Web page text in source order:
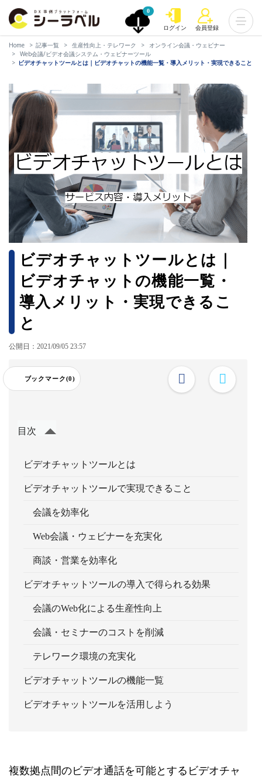
0
ログイン 会員登録
Home 記事一覧 生産性向上・テレワーク
オンライン会議・ウェビナー
Web会議/ビデオ会議システム・ウェビナーツール
ビデオチャットツールとは｜ビデオチャットの機能一覧・導入メリット・実現できること
ビデオチャットツールとは｜
ビデオチャットの機能一覧・
導入メリット・実現できるこ
と
公開日：2021/09/05 23:57
ブックマーク(0)
目次
ビデオチャットツールとは
ビデオチャットツールで実現できること
会議を効率化
Web会議・ウェビナーを充実化
商談・営業を効率化
ビデオチャットツールの導入で得られる効果
会議のWeb化による生産性向上
会議・セミナーのコストを削減
テレワーク環境の充実化
ビデオチャットツールの機能一覧
ビデオチャットツールを活用しよう
複数拠点間のビデオ通話を可能とするビデオチャ